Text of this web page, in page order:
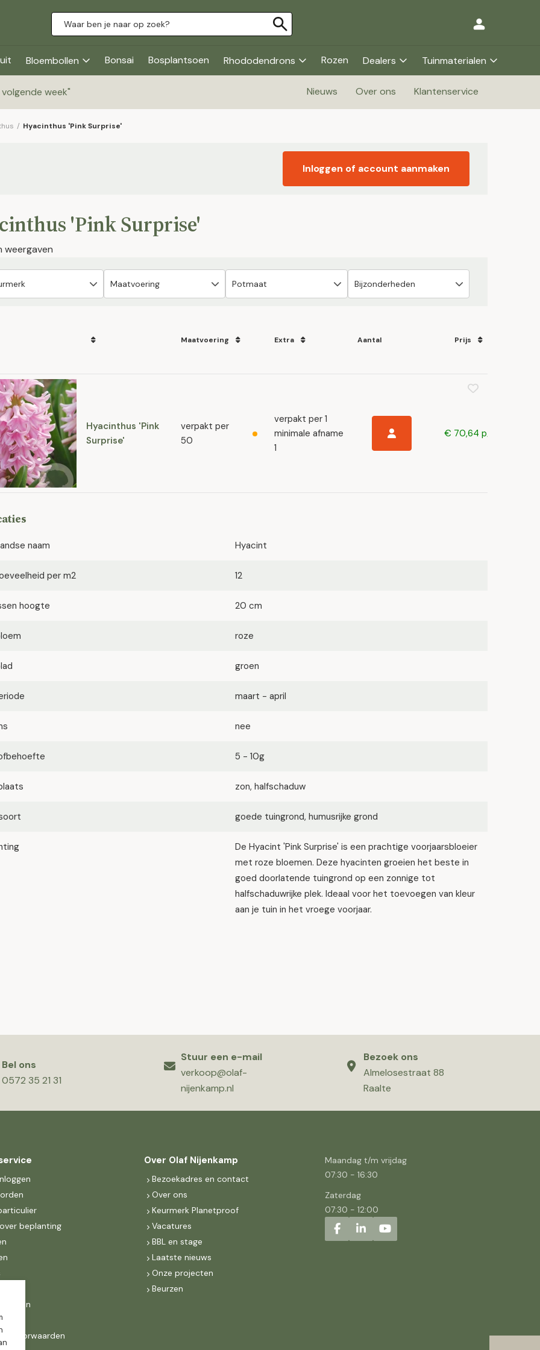
Bloembollen Bonsai Bosplantsoen Rhododendrons Rozen Dealers Tuinmaterialen
week" Nieuws Over ons Klantenservice
/ Hyacinthus 'Pink Surprise'
Inloggen of account aanmaken
'Pink Surprise'
weergaven
Maatvoering Extra Aantal Prijs
Hyacinthus 'Pink
Surprise'
verpakt per
50
verpakt per 1
minimale afname
1
€ 70,64 p/s
naam Hyacint
per m2 12
hoogte 20 cm
roze
groen
maart - april
nee
5 - 10g
zon, halfschaduw
goede tuingrond, humusrijke grond
De Hyacint 'Pink Surprise' is een prachtige voorjaarsbloeier
met roze bloemen. Deze hyacinten groeien het beste in
goed doorlatende tuingrond op een zonnige tot
halfschaduwrijke plek. Ideaal voor het toevoegen van kleur
aan je tuin in het vroege voorjaar.
Bel ons
0572 35 21 31
Stuur een e-mail
verkoop@olaf-
nijenkamp.nl
Bezoek ons
Almelosestraat 88
Raalte
beplanting
Groen
voorwaarden
Over Olaf Nijenkamp
Bezoekadres en contact
Over ons
Keurmerk Planetproof
Vacatures
BBL en stage
Laatste nieuws
Onze projecten
Beurzen
Maandag t/m vrijdag
07:30 - 16:30
Zaterdag
07:30 - 12:00